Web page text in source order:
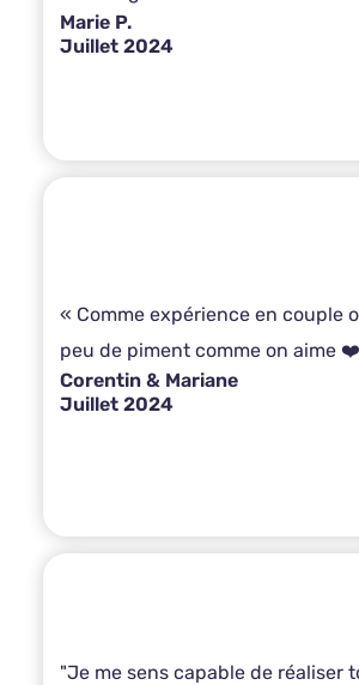
Marie P.
Juillet 2024
« Comme expérience en couple
peu de piment comme on aime
Corentin & Mariane
Juillet 2024
"Je me sens capable de réaliser